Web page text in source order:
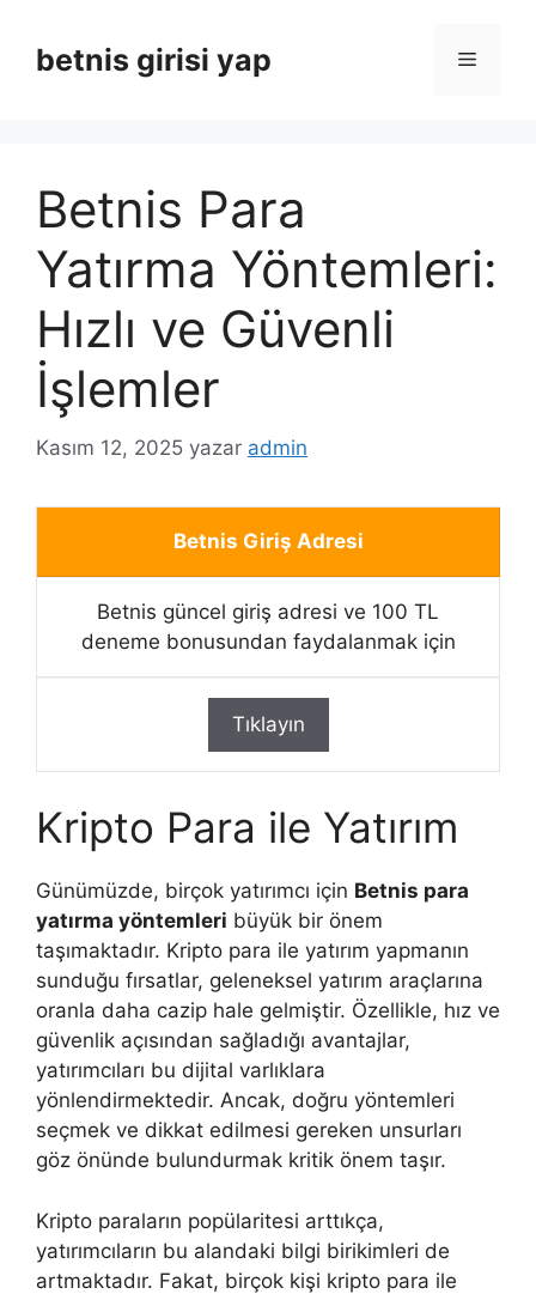
betnis girisi yap Menü
Betnis Para
Yatırma Yöntemleri:
Hızlı ve Güvenli
İşlemler
Kasım 12, 2025 yazar admin
Betnis Giriş Adresi
Betnis güncel giriş adresi ve 100 TL
deneme bonusundan faydalanmak için
Tıklayın
Kripto Para ile Yatırım
Günümüzde, birçok yatırımcı için Betnis para
yatırma yöntemleri büyük bir önem
taşımaktadır. Kripto para ile yatırım yapmanın
sunduğu fırsatlar, geleneksel yatırım araçlarına
oranla daha cazip hale gelmiştir. Özellikle, hız ve
güvenlik açısından sağladığı avantajlar,
yatırımcıları bu dijital varlıklara
yönlendirmektedir. Ancak, doğru yöntemleri
seçmek ve dikkat edilmesi gereken unsurları
göz önünde bulundurmak kritik önem taşır.
Kripto paraların popülaritesi arttıkça,
yatırımcıların bu alandaki bilgi birikimleri de
artmaktadır. Fakat, birçok kişi kripto para ile